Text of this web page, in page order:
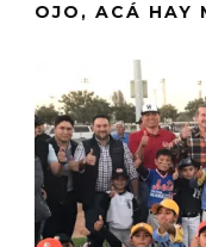
OJO, ACÁ HAY